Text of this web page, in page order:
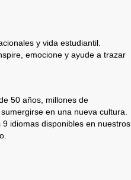
y vida estudiantil.
emocione y ayude a trazar
50 años, millones de
en una nueva cultura.
idiomas disponibles en nuestros